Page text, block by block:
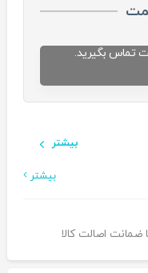
تماس بگیرید.
بیشتر
بیشتر
اصالت کالا